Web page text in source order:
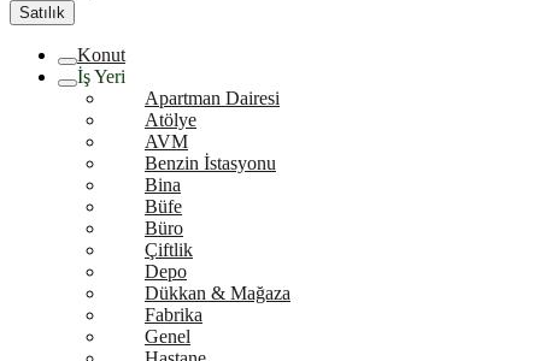
Satılık
Konut
İş Yeri
Apartman Dairesi
Atölye
AVM
Benzin İstasyonu
Bina
Büfe
Büro
Çiftlik
Depo
Dükkan & Mağaza
Fabrika
Genel